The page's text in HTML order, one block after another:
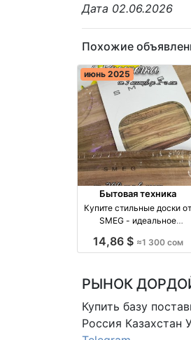
Дата 02.06.2026
Похожие
июнь 2025
Бытовая техника
Купите стильные доски от
SMEG - идеальное
производство Киргизия
14,86 $ ≈1 300 сом
РЫНОК
Купить базу
Россия Казахстан